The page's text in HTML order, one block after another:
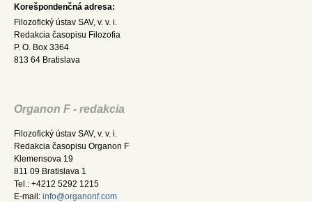
Korešpondenčná adresa:
Filozofický ústav SAV, v. v. i.
Redakcia časopisu Filozofia
P. O. Box 3364
813 64 Bratislava
Organon F - redakcia
Filozofický ústav SAV, v. v. i.
Redakcia časopisu Organon F
Klemensova 19
811 09 Bratislava 1
Tel.: +4212 5292 1215
E-mail: info@organonf.com